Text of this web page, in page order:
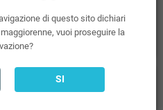
(incl. imp. consumo: 0,72 €)
COMPRA
di questo sito dichiari
vuoi proseguire la
SI